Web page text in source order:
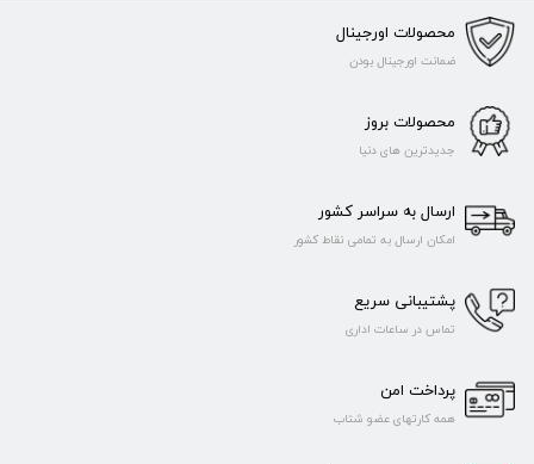
محصولات اورجینال
ضمانت اورجینال بودن
محصولات بروز
جدیدترین های دنیا
ارسال به سراسر کشور
امکان ارسال به تمامی نقاط کشور
پشتیبانی سریع
تماس در ساعات اداری
پرداخت امن
همه کارتهای عضو شتاب